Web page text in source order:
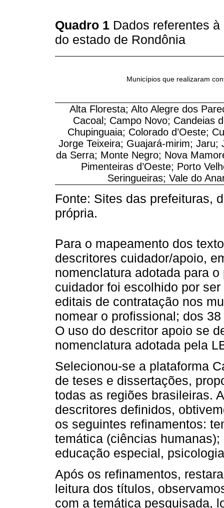
Quadro 1 Dados referentes
do estado de Rondônia
Municípios que realizaram
Alta Floresta; Alto Alegre dos
Cacoal; Campo Novo; Candeias
Chupinguaia; Colorado d’Oeste;
Jorge Teixeira; Guajará-mirim;
da Serra; Monte Negro; Nova
Pimenteiras d’Oeste; Porto
Seringueiras; Vale do
Fonte: Sites das prefeituras,
própria.
Para o mapeamento dos
descritores cuidador/apoio,
nomenclatura adotada para
cuidador foi escolhido por
editais de contratação nos
nomear o profissional; dos
O uso do descritor apoio se
nomenclatura adotada pela
Selecionou-se a plataforma
de teses e dissertações,
todas as regiões brasileiras.
descritores definidos,
os seguintes refinamentos:
temática (ciências
educação especial,
Após os refinamentos,
leitura dos títulos,
com a temática pesquisada,